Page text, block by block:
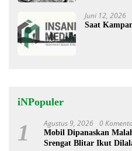
Juni 12, 2026
Saat
iNPopuler
1 Agustus 9, 2026 0
Mobil Dipanaskan
Srengat Blitar Ikut